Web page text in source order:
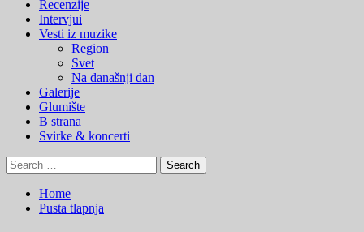
Primary
Menu
Recenzije
Intervjui
Vesti iz muzike
Region
Svet
Na današnji dan
Galerije
Glumište
B strana
Svirke & koncerti
Search
for:
Home
Pusta tlapnja